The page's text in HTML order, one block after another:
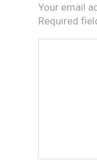
Your email
Required